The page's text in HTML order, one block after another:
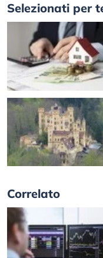
Selezionati per
Correlato